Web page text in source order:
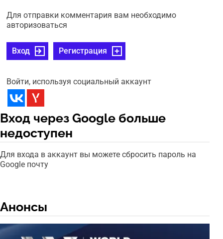
Для отправки комментария вам необходимо
авторизоваться
Вход Регистрация
Войти, используя социальный аккаунт
Вход через Google больше
недоступен
Для входа в аккаунт вы можете сбросить пароль на
Google почту
Анонсы